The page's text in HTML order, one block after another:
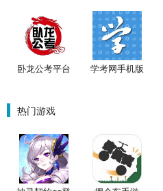
卧龙公考平台 学考网手机版
热门游戏